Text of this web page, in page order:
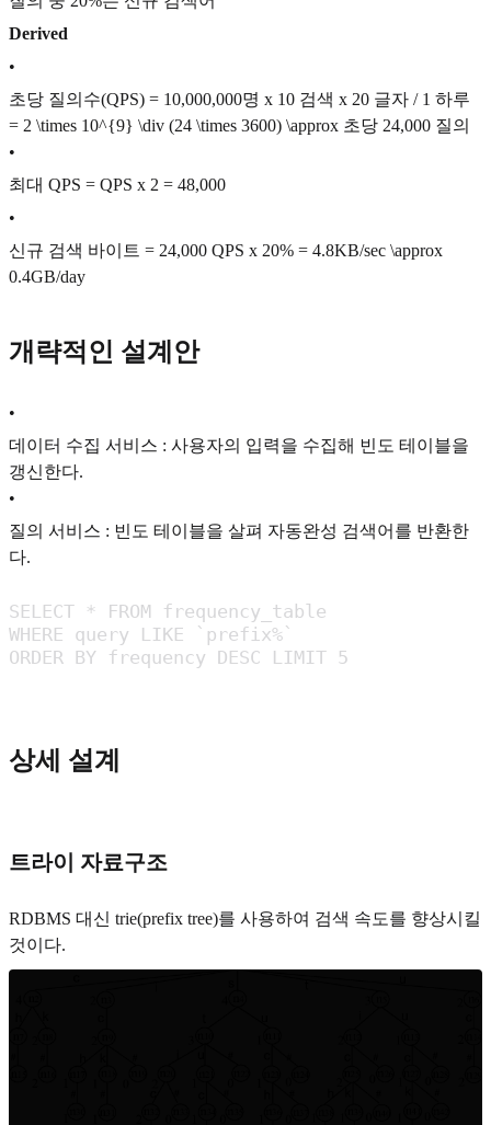
Derived
•
초당 질의수(QPS) = 10,000,000명 x 10 검색 x 20 글자 / 1 하루
= 2 \times 10^{9} \div (24 \times 3600) \approx 초당 24,000 질의
•
최대 QPS = QPS x 2 = 48,000
•
신규 검색 바이트 = 24,000 QPS x 20% = 4.8KB/sec \approx
0.4GB/day
개략적인 설계안
•
데이터 수집 서비스 : 사용자의 입력을 수집해 빈도 테이블을
갱신한다.
•
질의 서비스 : 빈도 테이블을 살펴 자동완성 검색어를 반환한
다.
SELECT * FROM frequency_table
WHERE query LIKE `prefix%`
ORDER BY frequency DESC LIMIT 5
상세 설계
트라이 자료구조
RDBMS 대신 trie(prefix tree)를 사용하여 검색 속도를 향상시킬
것이다.